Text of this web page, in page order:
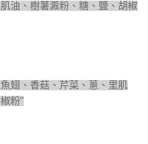
油、樹薯澱粉、糖、鹽、胡椒
翅、香菇、芹菜、蔥、里肌
粉"